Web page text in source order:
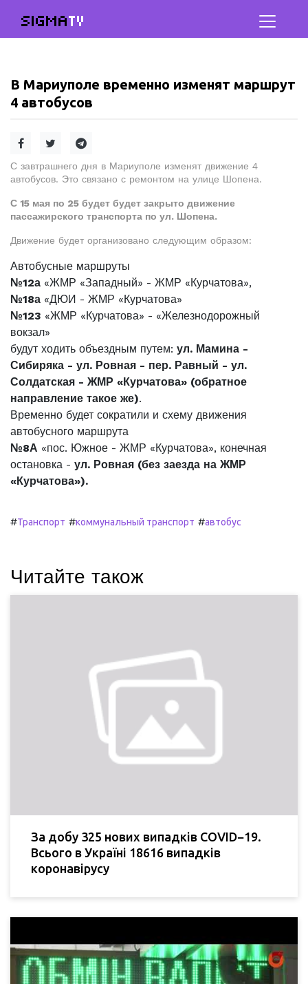
SIGMATV
В Мариуполе временно изменят маршрут
4 автобусов
С завтрашнего дня в Мариуполе изменят движение 4
автобусов. Это связано с ремонтом на улице Шопена.
С 15 мая по 25 будет будет закрыто движение
пассажирского транспорта по ул. Шопена.
Движение будет организовано следующим образом:
Автобусные маршруты
№12а «ЖМР «Западный» - ЖМР «Курчатова»,
№18а «ДЮИ - ЖМР «Курчатова»
№123 «ЖМР «Курчатова» - «Железнодорожный
вокзал»
будут ходить объездным путем: ул. Мамина -
Сибиряка - ул. Ровная - пер. Равный - ул.
Солдатская - ЖМР «Курчатова» (обратное
направление такое же).
Временно будет сократили и схему движения
автобусного маршрута
№8А «пос. Южное - ЖМР «Курчатова», конечная
остановка - ул. Ровная (без заезда на ЖМР
«Курчатова»).
#Транспорт #коммунальный транспорт #автобус
Читайте також
За добу 325 нових випадків COVID−19.
Всього в Україні 18616 випадків
коронавірусу